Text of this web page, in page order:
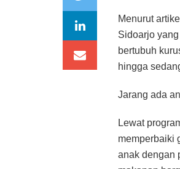
Menurut
Sidoarjo
bertubuh
hingga
Jarang ada
Lewat
memperbaiki
anak dengan